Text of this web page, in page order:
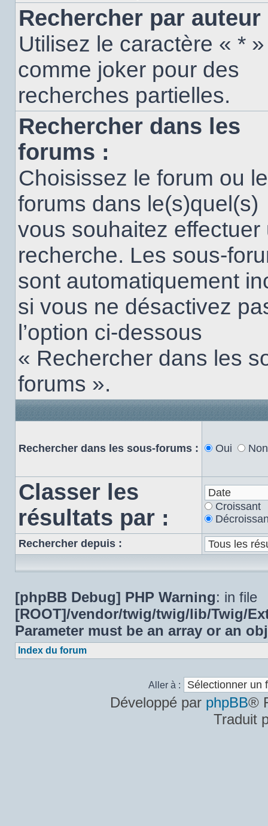
Rechercher par auteur
Utilisez le caractère « * »
comme joker pour des
recherches partielles.
Rechercher dans les
forums :
Choisissez le forum ou
forums dans le(s)quel(s)
vous souhaitez effectuer
recherche. Les sous-
sont automatiquement
si vous ne désactivez
l’option ci-dessous
« Rechercher dans les
forums ».
Rechercher dans les sous-forums : Oui Non
Classer les
résultats par :
Croissant
Rechercher depuis :
[phpBB Debug] PHP Warning: in file
[ROOT]/vendor/twig/twig/lib/Twig/
Parameter must be an array or an
Index du forum
Aller à :
Développé par phpBB®
Traduit